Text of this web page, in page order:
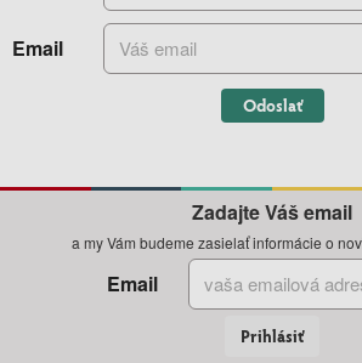
Email
Odoslať
Zadajte Váš email
a my Vám budeme zasielať informácie o
Email
Prihlásiť